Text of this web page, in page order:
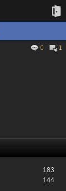
0
1
183
144